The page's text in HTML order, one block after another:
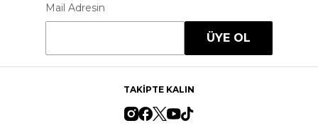
Mail Adresin
ÜYE OL
TAKİPTE KALIN